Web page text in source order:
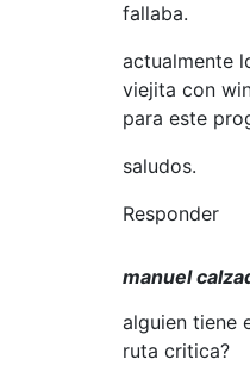
fallaba.
actualmente
viejita con
para este
saludos.
Responder
manuel
alguien tiene
ruta critica?